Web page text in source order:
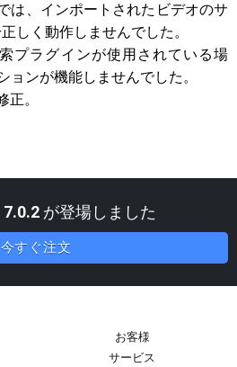
は、インポートされたビデオのサ
しく動作しませんでした。
プラグインが使用されている場
ョンが機能しませんでした。
。
7.0.2が登場しました
今すぐ注文
お客様
サービス